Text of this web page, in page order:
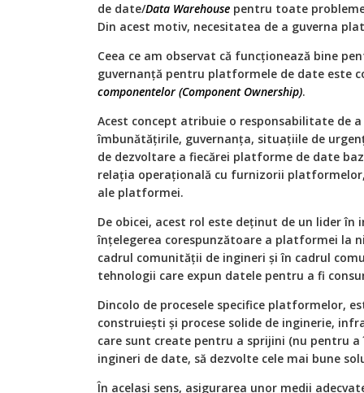
de date/Data Warehouse pentru toate
Din acest motiv, necesitatea de a guverna
Ceea ce am observat că funcționează bine
guvernanță pentru platformele de date este
componentelor (Component Ownership).
Acest concept atribuie o responsabilitate de
îmbunătățirile, guvernanța, situațiile de
de dezvoltare a fiecărei platforme de date
relația operațională cu furnizorii
ale platformei.
De obicei, acest rol este deținut de un lider în
înțelegerea corespunzătoare a platformei la
cadrul comunității de ingineri și în cadrul
tehnologii care expun datele pentru a fi
Dincolo de procesele specifice platformelor,
construiești și procese solide de inginerie,
care sunt create pentru a sprijini (nu pentru
ingineri de date, să dezvolte cele mai bune
În același sens, asigurarea unor medii